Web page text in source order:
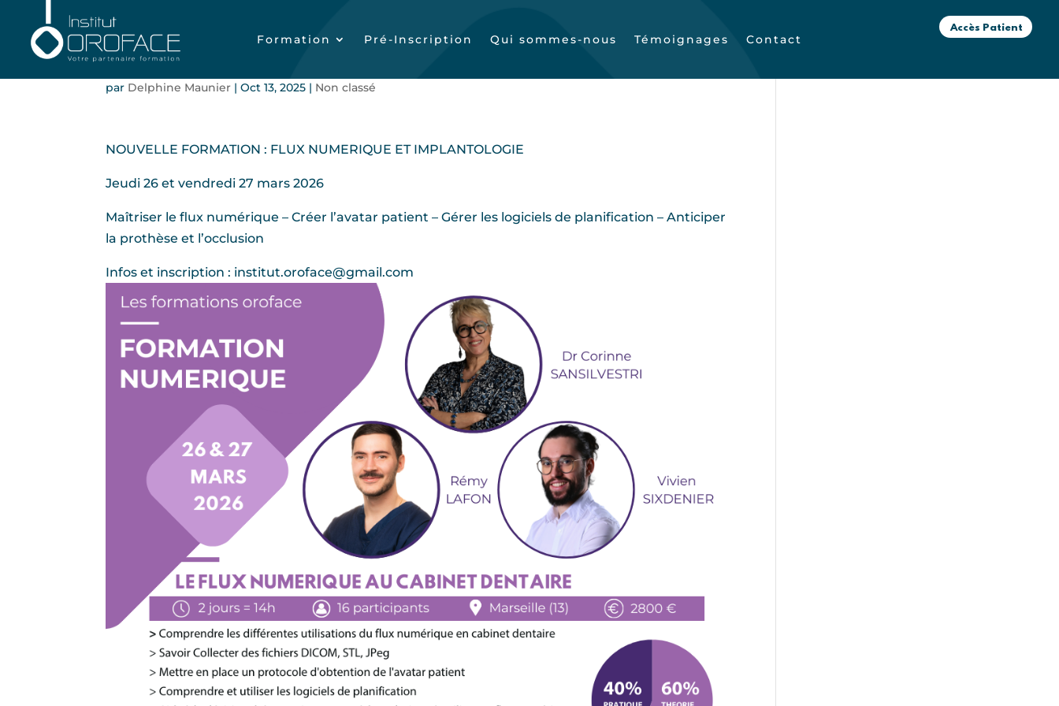
Formation Pré-Inscription Qui sommes-nous Témoignages Contact
Accès Patient
Formation Flux Numérique et Implantologie
par Delphine Maunier |Oct 13, 2025 | Non classé
NOUVELLE FORMATION : FLUX NUMERIQUE ET IMPLANTOLOGIE
Jeudi 26 et vendredi 27 mars 2026
Maîtriser le flux numérique – Créer l’avatar patient – Gérer les logiciels de planification – Anticiper
la prothèse et l’occlusion
Infos et inscription : institut.oroface@gmail.com